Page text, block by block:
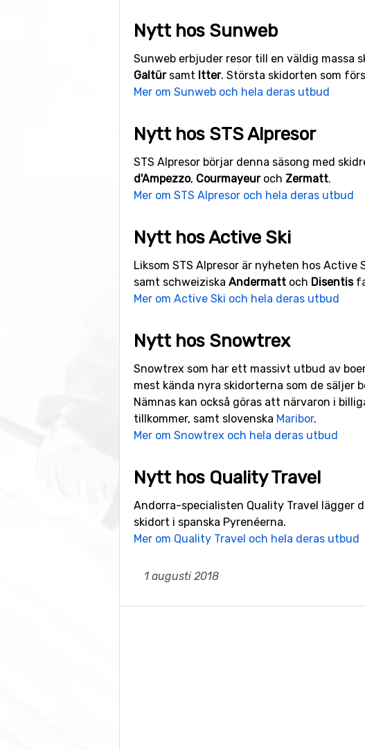
Nytt hos Sunweb
Sunweb erbjuder resor till en väldig massa
Galtürsamt Itter. Största skidorten som
Mer om Sunweb och hela deras utbud
Nytt hos STS Alpresor
STS Alpresor börjar denna säsong med
d'Ampezzo, Courmayeuroch Zermatt.
Mer om STS Alpresor och hela deras utbud
Nytt hos Active Ski
Liksom STS Alpresor är nyheten hos Active
samt schweiziska Andermatt och Disentis
Mer om Active Ski och hela deras utbud
Nytt hos Snowtrex
Snowtrex som har ett massivt utbud av
mest kända nyra skidorterna som de säljer
Nämnas kan också göras att närvaron i
tillkommer, samt slovenska Maribor.
Mer om Snowtrex och hela deras utbud
Nytt hos Quality Travel
Andorra-specialisten Quality Travel lägger
skidort i spanska Pyrenéerna.
Mer om Quality Travel och hela deras utbud
1 augusti 2018